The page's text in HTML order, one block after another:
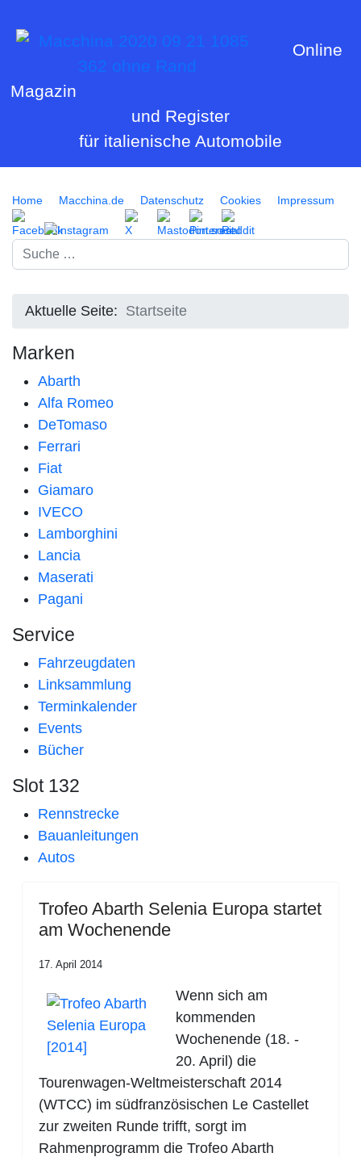
Online
Magazin
und Register
für italienische Automobile
Home Macchina.de Datenschutz Cookies Impressum
Suchen
Aktuelle Seite: Startseite
Marken
Abarth
Alfa Romeo
DeTomaso
Ferrari
Fiat
Giamaro
IVECO
Lamborghini
Lancia
Maserati
Pagani
Service
Fahrzeugdaten
Linksammlung
Terminkalender
Events
Bücher
Slot 132
Rennstrecke
Bauanleitungen
Autos
Trofeo Abarth Selenia Europa startet
am Wochenende
17. April 2014
Wenn sich am
kommenden
Wochenende (18. -
20. April) die
Tourenwagen-Weltmeisterschaft 2014
(WTCC) im südfranzösischen Le Castellet
zur zweiten Runde trifft, sorgt im
Rahmenprogramm die Trofeo Abarth